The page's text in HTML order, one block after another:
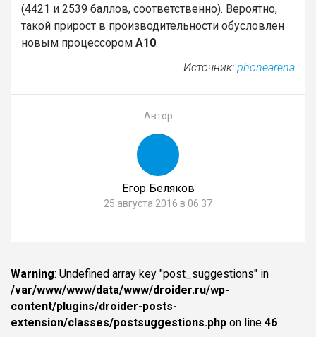
(4421 и 2539 баллов, соответственно). Вероятно,
такой прирост в производительности обусловлен
новым процессором A10.
Источник: phonearena
Автор
Егор Беляков
25 августа 2016 в 06:37
Warning: Undefined array key "post_suggestions" in
/var/www/www/data/www/droider.ru/wp-
content/plugins/droider-posts-
extension/classes/postsuggestions.php on line 46